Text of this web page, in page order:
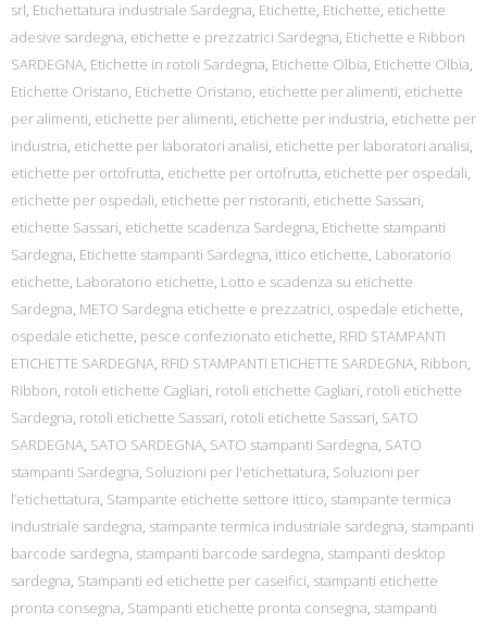
srl, Etichettatura industriale Sardegna, Etichette, Etichette, etichette
adesive sardegna, etichette e prezzatrici Sardegna, Etichette e Ribbon
SARDEGNA, Etichette in rotoli Sardegna, Etichette Olbia, Etichette Olbia,
Etichette Oristano, Etichette Oristano, etichette per alimenti, etichette
per alimenti, etichette per alimenti, etichette per industria, etichette per
industria, etichette per laboratori analisi, etichette per laboratori analisi,
etichette per ortofrutta, etichette per ortofrutta, etichette per ospedali,
etichette per ospedali, etichette per ristoranti, etichette Sassari,
etichette Sassari, etichette scadenza Sardegna, Etichette stampanti
Sardegna, Etichette stampanti Sardegna, ittico etichette, Laboratorio
etichette, Laboratorio etichette, Lotto e scadenza su etichette
Sardegna, METO Sardegna etichette e prezzatrici, ospedale etichette,
ospedale etichette, pesce confezionato etichette, RFID STAMPANTI
ETICHETTE SARDEGNA, RFID STAMPANTI ETICHETTE SARDEGNA, Ribbon,
Ribbon, rotoli etichette Cagliari, rotoli etichette Cagliari, rotoli etichette
Sardegna, rotoli etichette Sassari, rotoli etichette Sassari, SATO
SARDEGNA, SATO SARDEGNA, SATO stampanti Sardegna, SATO
stampanti Sardegna, Soluzioni per l'etichettatura, Soluzioni per
l’etichettatura, Stampante etichette settore ittico, stampante termica
industriale sardegna, stampante termica industriale sardegna, stampanti
barcode sardegna, stampanti barcode sardegna, stampanti desktop
sardegna, Stampanti ed etichette per caseifici, stampanti etichette
pronta consegna, Stampanti etichette pronta consegna, stampanti